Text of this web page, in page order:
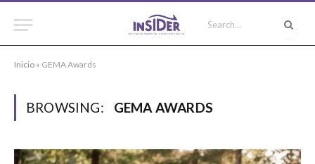
Inicio » GEMA Awards
BROWSING: GEMA AWARDS